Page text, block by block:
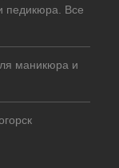
педикюра. Все
маникюра и